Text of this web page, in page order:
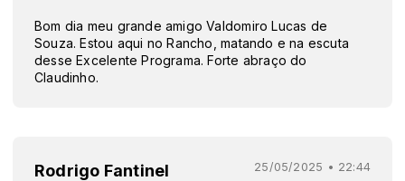
Bom dia meu grande amigo Valdomiro Lucas de
Souza. Estou aqui no Rancho, matando e na escuta
desse Excelente Programa. Forte abraço do
Claudinho.
Rodrigo Fantinel 25/05/2025 • 22:44